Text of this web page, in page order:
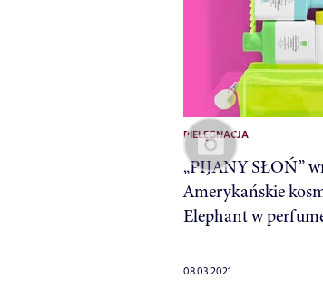
PIELĘGNACJA
„PIJANY SŁOŃ”
Amerykańskie
Elephant w
08.03.2021